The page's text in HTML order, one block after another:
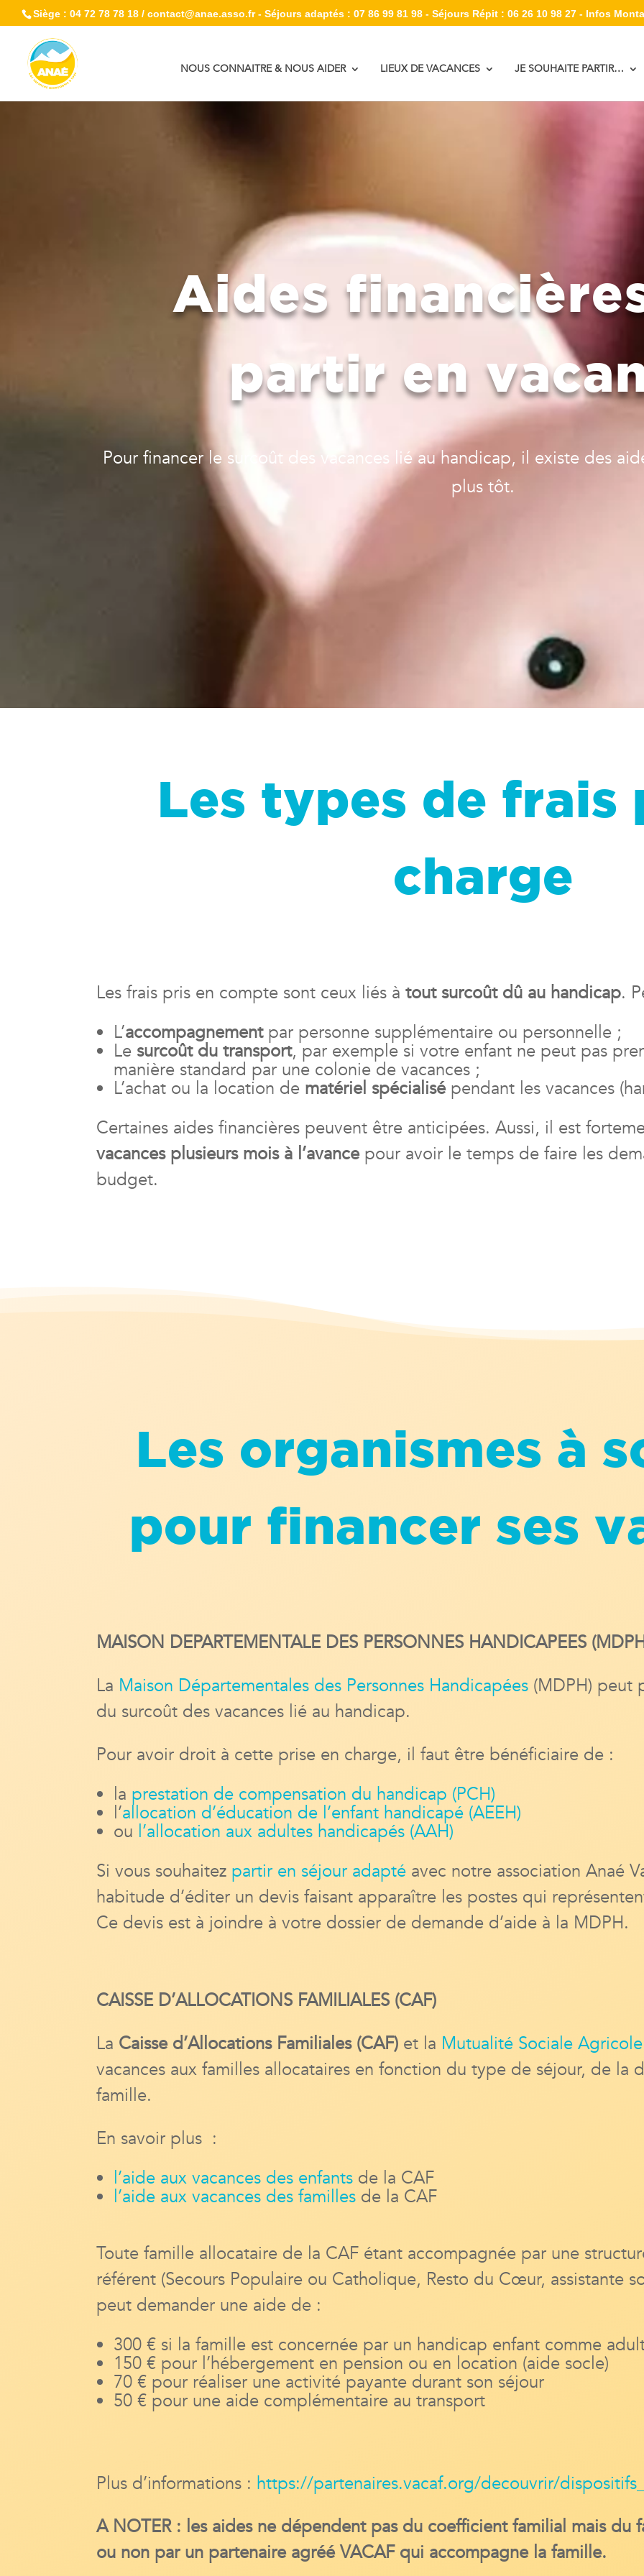
Siège : 04 72 78 78 18 / contact@anae.asso.fr - Séjours adaptés : 07 86 99 81 98 - Séjours Répit : 06 26 10 98 27 - Infos
NOUS CONNAITRE & NOUS AIDER LIEUX DE VACANCES JE SOUHAITE PARTIR…
Aides
partir en
Pour financer le surcoût des vacances lié au handicap, il existe des
plus tôt.
Les types de frais
charge
Les frais pris en compte sont ceux liés àtout surcoût dû au handicap.
L’accompagnementpar personne supplémentaire ou personnelle ;
Lesurcoût du transport, par exemple si votre enfant ne peut pas
manière standard par une colonie de vacances ;
L’achat ou la location de matériel spécialisépendant les vacances
Certaines aides financières peuvent être anticipées. Aussi, il est
vacances plusieurs mois à l’avancepour avoir le temps de faire les
budget.
Les organismes à
pour financer ses
MAISON DEPARTEMENTALE DES PERSONNES HANDICAPEES
La Maison Départementales des Personnes Handicapées (MDPH) peut
du surcoût des vacances lié au handicap.
Pour avoir droit à cette prise en charge, il faut être bénéficiaire de :
la prestation de compensation du handicap (PCH)
l’allocation d’éducation de l’enfant handicapé (AEEH)
ou l’allocation aux adultes handicapés (AAH)
Si vous souhaitez partir en séjour adapté avec notre association Anaé
habitude d’éditer un devis faisant apparaître les postes qui
Ce devis est à joindre à votre dossier de demande d’aide à la MDPH.
CAISSE D’ALLOCATIONS FAMILIALES (CAF)
La Caisse d’Allocations Familiales (CAF) et la Mutualité Sociale Agricole
vacances aux familles allocataires en fonction du type de séjour, de la
famille.
En savoir plus :
l’aide aux vacances des enfants de la CAF
l’aide aux vacances des familles de la CAF
Toute famille allocataire de la CAF étant accompagnée par une
référent (Secours Populaire ou Catholique, Resto du Cœur, assistante
peut demander une aide de :
300 € si la famille est concernée par un handicap enfant comme
150 € pour l’hébergement en pension ou en location (aide socle)
70 € pour réaliser une activité payante durant son séjour
50 € pour une aide complémentaire au transport
Plus d’informations : https://partenaires.vacaf.org/decouvrir/
A NOTER : les aides ne dépendent pas du coefficient familial mais du
ou non par un partenaire agréé VACAF qui accompagne la famille.